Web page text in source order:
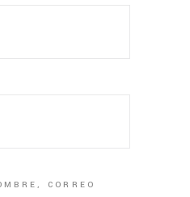
CORREO